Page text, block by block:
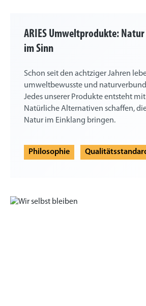
ARIES Umweltprodukte: Natur
im Sinn
Schon seit den achtziger Jahren
umweltbewusste und
Jedes unserer Produkte entsteht
Natürliche Alternativen schaffen,
Natur im Einklang bringen.
Philosophie